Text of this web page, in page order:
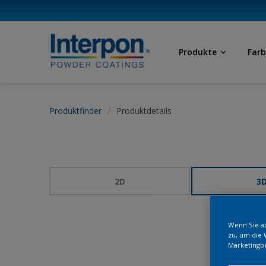
Produkte
Produktfinder Produktdetails
2D 3D
Wenn Sie
zu, um die